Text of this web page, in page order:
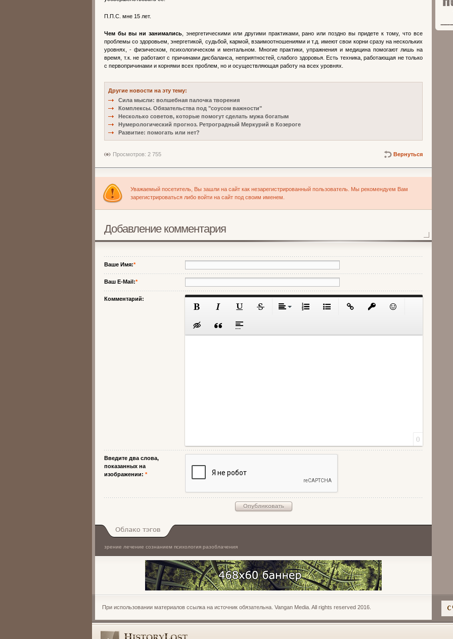
П.П.С. мне 15 лет.
Чем бы вы ни занимались, энергетическими или другими практиками, рано или поздно вы придете к тому, что все
проблемы со здоровьем, энергетикой, судьбой, кармой, взаимоотношениями и т.д. имеют свои корни сразу на нескольких
уровнях, - физическом, психологическом и ментальном. Многие практики, упражнения и медицина помогают лишь на
время, т.к. не работают с причинами дисбаланса, неприятностей, слабого здоровья. Есть техника, работающая не только
с первопричинами и корнями всех проблем, но и осуществляющая работу на всех уровнях.
Другие новости на эту тему:
Сила мысли: волшебная палочка творения
Комплексы. Обязательства под "соусом важности"
Несколько советов, которые помогут сделать мужа богатым
Нумерологический прогноз. Ретроградный Меркурий в Козероге
Развитие: помогать или нет?
Вернуться
Просмотров: 2 755
Уважаемый посетитель, Вы зашли на сайт как незарегистрированный пользователь. Мы рекомендуем Вам
зарегистрироваться либо войти на сайт под своим именем.
Добавление комментария
Ваше Имя:*
Ваш E-Mail:*
Комментарий:
0
Введите два слова,
показанных на
изображении: *
Облако тэгов
зрение лечение сознанием психология разоблачения
При использовании материалов ссылка на источник обязательна. Vangan Media. All rights reserved 2016.